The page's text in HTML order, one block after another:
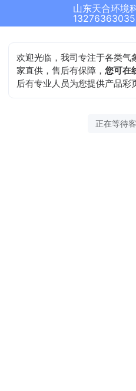
13276363035
欢迎光临，我司专注于各类气
家直供，售后有保障，您可在
后有专业人员为您提供产品彩
正在等待